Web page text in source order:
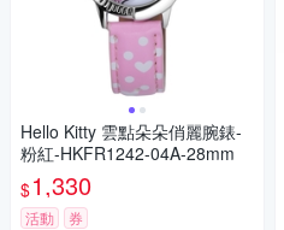
Hello Kitty 雲點朵朵俏麗腕錶-
粉紅-HKFR1242-04A-28mm
$1,330
活動 券